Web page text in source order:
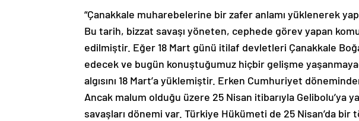
“Çanakkale muharebelerine bir zafer anlamı yüklenerek
Bu tarih, bizzat savaşı yöneten, cephede görev yapan
edilmiştir. Eğer 18 Mart günü itilaf devletleri Çanakkale
edecek ve bugün konuştuğumuz hiçbir gelişme
algısını 18 Mart’a yüklemiştir. Erken Cumhuriyet
Ancak malum olduğu üzere 25 Nisan itibarıyla Gelibolu’ya
savaşları dönemi var. Türkiye Hükümeti de 25 Nisan’da